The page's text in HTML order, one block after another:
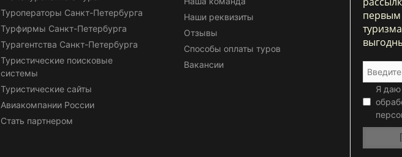
Туроператоры Санкт-Петербурга
Турфирмы Санкт-Петербурга
Турагентства Санкт-Петербурга
Туристические поисковые
системы
Туристические сайты
Авиакомпании России
Стать партнером
Наши реквизиты
Отзывы
Способы оплаты туров
Вакансии
первым
Я даю